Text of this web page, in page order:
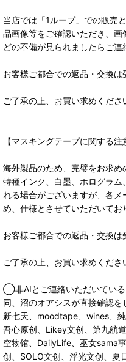
当店では「1ループ」での販売
品画像等をご確認いただき、
どの不備が見られましたらご連
お客様ご都合での返品・交換は
ご了承の上、お買い求めくださ
【マスキングテープに関する注
海外製品のため、完璧をお求め
特種インク、白墨、ホログラ
れる場合がございますが、各
め、仕様とさせていただいてお
お客様ご都合での返品・交換は
ご了承の上、お買い求めくださ
◯非AIとご連絡いただいている
同、沼のオアシスが直接確認を
新七天、moodtape、wines、
吾心原创、Likey文创、第九航
空物馆、DailyLife、巫女sama
创、SOLO文创、浮光文创、夏